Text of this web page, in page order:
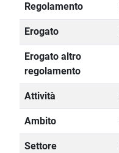
Regolamento
Erogato
Erogato altro
regolamento
Attività
Ambito
Settore